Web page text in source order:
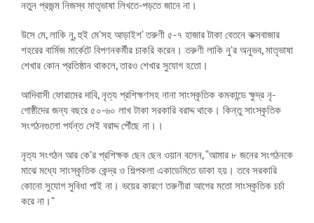
নতুন প্রজন্ম নিজস্ব মাতৃভাষা লিখতে-পড়তে জানে না।
উসে মে, লাকি নু, হুই মে’সহ আড়াইশ’ তরুণী ৫-৭ হাজার টাকা বেতনে কক্সবাজার
শহরের বার্মিজ মার্কেটে বিপণনকর্মীর চাকরি করেন। তরুণী লাকি নু’র অনুভব, মাতৃভাষা
শেখার কোন প্রতিষ্ঠান থাকলে, তারও শেখার সুযোগ হতো।
আদিবাসী ফোরামের দাবি, নৃত্য প্রশিক্ষণসহ নানা সাংস্কৃতিক কমকান্ডে ক্ষুদ্র নৃ-
গোষ্ঠীদের জন্য বছরে ৫০-৬০ লাখ টাকা সরকারি বরাদ্দ থাকে। কিন্তু সাংস্কৃতিক
সংগঠনগুলো পর্যন্ত সেই বরাদ্দ পৌঁছে না।।
নৃত্য সংগঠন আর কে’র প্রশিক্ষক ছেন ছেন ওয়ান বলেন, “আমার ৮ জনের সংগঠনকে
মাঝে মধ্যে সাংস্কৃতিক কেন্দ্র ও শিল্পকলা একাডেমিতে ডাকা হয়। তবে সরকারি
কোনো সুযোগ সুবিধা পাই না। ভয়ের কারণে তরুণীরা আগের মতো সাংস্কৃতিক চর্চা
করে না।”